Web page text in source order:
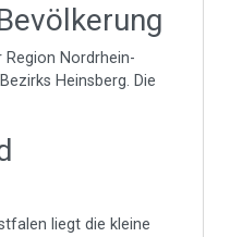
Region Nordrhein-
Heinsberg. Die
liegt die kleine